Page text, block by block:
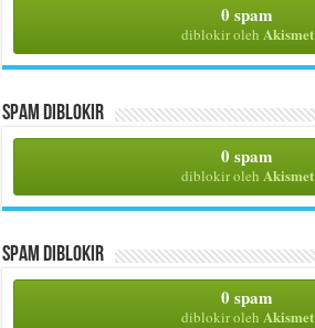
0 spam
diblokir oleh Akismet
Spam Diblokir
0 spam
diblokir oleh Akismet
Spam Diblokir
0 spam
diblokir oleh Akismet